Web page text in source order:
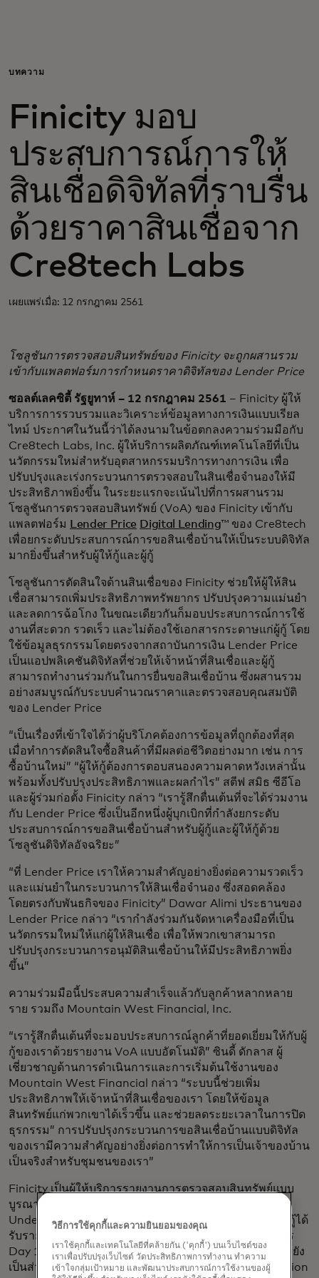
สำหรับธุรกิจ
เพื่อโลก
สำหรับผู้สร้างนวัตกรรม
ข่าวสารและแนวโน้ม
บทความ
Finicity มอบ
ประสบการณ์การให้
สินเชื่อดิจิทัลที่ราบรื่น
ด้วยราคาสินเชื่อจาก
Cre8tech Labs
เผยแพร่เมื่อ: 12 กรกฎาคม 2561
โซลูชันการตรวจสอบสินทรัพย์ของ Finicity จะถูกผสานรวม
เข้ากับแพลตฟอร์มการกำหนดราคาดิจิทัลของ Lender Price
ซอลต์เลคซิตี้ รัฐยูทาห์ – 12 กรกฎาคม 2561 – Finicity ผู้ให้
บริการการรวบรวมและวิเคราะห์ข้อมูลทางการเงินแบบเรียล
ไทม์ ประกาศในวันนี้ว่าได้ลงนามในข้อตกลงความร่วมมือกับ
Cre8tech Labs, Inc. ผู้ให้บริการผลิตภัณฑ์เทคโนโลยีที่เป็น
นวัตกรรมใหม่สำหรับอุตสาหกรรมบริการทางการเงิน เพื่อ
ปรับปรุงและเร่งกระบวนการตรวจสอบในสินเชื่อจำนองให้มี
ประสิทธิภาพยิ่งขึ้น ในระยะแรกจะเน้นไปที่การผสานรวม
โซลูชันการตรวจสอบสินทรัพย์ (VoA) ของ Finicity เข้ากับ
แพลตฟอร์ม
Lender Price Digital Lending™ ของ Cre8tech
เพื่อยกระดับประสบการณ์การขอสินเชื่อบ้านให้เป็นระบบดิจิทัล
มากยิ่งขึ้นสำหรับผู้ให้กู้และผู้กู้
โซลูชันการตัดสินใจด้านสินเชื่อของ Finicity ช่วยให้ผู้ให้สิน
เชื่อสามารถเพิ่มประสิทธิภาพทรัพยากร ปรับปรุงความแม่นยำ
และลดการฉ้อโกง ในขณะเดียวกันก็มอบประสบการณ์การใช้
งานที่สะดวก รวดเร็ว และไม่ต้องใช้เอกสารกระดาษแก่ผู้กู้ โดย
ใช้ข้อมูลธุรกรรมโดยตรงจากสถาบันการเงิน Lender Price
เป็นแอปพลิเคชันดิจิทัลที่ช่วยให้เจ้าหน้าที่สินเชื่อและผู้กู้
สามารถทำงานร่วมกันในการยื่นขอสินเชื่อบ้าน ซึ่งผสานรวม
อย่างสมบูรณ์กับระบบคำนวณราคาและตรวจสอบคุณสมบัติ
ของ Lender Price
“เป็นเรื่องที่เข้าใจได้ว่าผู้บริโภคต้องการข้อมูลที่ถูกต้องที่สุด
เมื่อทำการตัดสินใจซื้อสินค้าที่มีผลต่อชีวิตอย่างมาก เช่น การ
ซื้อบ้านใหม่” “ผู้ให้กู้ต้องการตอบสนองความคาดหวังเหล่านั้น
พร้อมทั้งปรับปรุงประสิทธิภาพและผลกำไร” สตีฟ สมิธ ซีอีโอ
และผู้ร่วมก่อตั้ง Finicity กล่าว “เรารู้สึกตื่นเต้นที่จะได้ร่วมงาน
กับ Lender Price ซึ่งเป็นอีกหนึ่งผู้บุกเบิกที่กำลังยกระดับ
ประสบการณ์การขอสินเชื่อบ้านสำหรับผู้กู้และผู้ให้กู้ด้วย
โซลูชันดิจิทัลอัจฉริยะ”
“ที่ Lender Price เราให้ความสำคัญอย่างยิ่งต่อความรวดเร็ว
และแม่นยำในกระบวนการให้สินเชื่อจำนอง ซึ่งสอดคล้อง
โดยตรงกับพันธกิจของ Finicity” Dawar Alimi ประธานของ
Lender Price กล่าว “เรากำลังร่วมกันจัดหาเครื่องมือที่เป็น
นวัตกรรมใหม่ให้แก่ผู้ให้สินเชื่อ เพื่อให้พวกเขาสามารถ
ปรับปรุงกระบวนการอนุมัติสินเชื่อบ้านให้มีประสิทธิภาพยิ่ง
ขึ้น”
ความร่วมมือนี้ประสบความสำเร็จแล้วกับลูกค้าหลากหลาย
ราย รวมถึง Mountain West Financial, Inc.
“เรารู้สึกตื่นเต้นที่จะมอบประสบการณ์ลูกค้าที่ยอดเยี่ยมให้กับผู้
กู้ของเราด้วยรายงาน VoA แบบอัตโนมัติ” ซินดี้ ดักลาส ผู้
เชี่ยวชาญด้านการดำเนินการและการเริ่มต้นใช้งานของ
Mountain West Financial กล่าว “ระบบนี้ช่วยเพิ่ม
ประสิทธิภาพให้เจ้าหน้าที่สินเชื่อของเรา โดยให้ข้อมูล
สินทรัพย์แก่พวกเขาได้เร็วขึ้น และช่วยลดระยะเวลาในการปิด
ธุรกรรม” การปรับปรุงกระบวนการขอสินเชื่อบ้านแบบดิจิทัล
ของเรามีความสำคัญอย่างยิ่งต่อการทำให้การเป็นเจ้าของบ้าน
เป็นจริงสำหรับชุมชนของเรา”
Finicity เป็นผู้ให้บริการรายงานการตรวจสอบสินทรัพย์แบบ
บูรณาการที่ได้รับอนุญาตภายในระบบ Desktop
Underwriter ® (DU ® ) ของ Fannie Mae สิ่งนี้ทำให้ผู้ให้กู้ได้
รับรายงานสินทรัพย์ที่ได้รับการตรวจสอบแล้วผ่านโครงการ
Day 1 Certainty™ ของ Fannie Mae นอกจากนี้ Finicity ยัง
เป็นส่วนหนึ่งของโครงการนำร่อง Single Source Validation
วิธีการใช้คุกกี้และความยินยอมของคุณ
เราใช้คุกกี้และเทคโนโลยีที่คล้ายกัน ('คุกกี้') บนเว็บไซต์ของ
เราเพื่อปรับปรุงเว็บไซต์ วัดประสิทธิภาพการทำงาน ทำความ
เข้าใจกลุ่มเป้าหมาย และพัฒนาประสบการณ์การใช้งานของผู้